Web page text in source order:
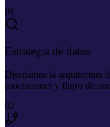
01
Estrategia de datos
Diseñamos la arquitectura
asociaciones y flujos de
02